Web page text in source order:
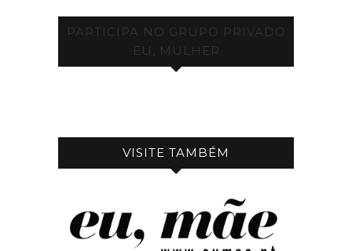
PARTICIPA NO GRUPO PRIVADO
EU, MULHER
VISITE TAMBÉM